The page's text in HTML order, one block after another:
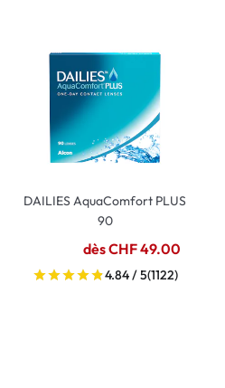
DAILIES AquaComfort PLUS
90
dès CHF 49.00
4.84 / 5(1122)